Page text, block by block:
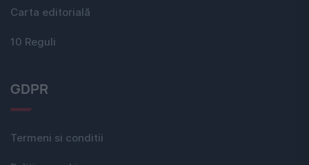
Carta editorială
10 Reguli
GDPR
Termeni si conditii